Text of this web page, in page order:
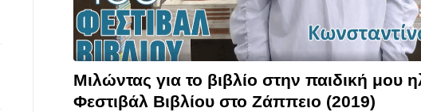
Μιλώντας για το βιβλίο στην παιδική μου
Φεστιβάλ Βιβλίου στο Ζάππειο (2019)